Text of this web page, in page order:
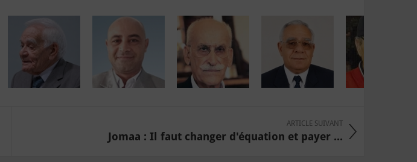
ARTICLE SUIVANT
Jomaa : Il faut changer d'équation et payer ...